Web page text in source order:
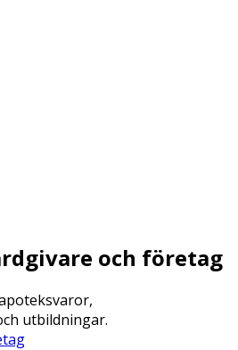
och företag
utbildningar.